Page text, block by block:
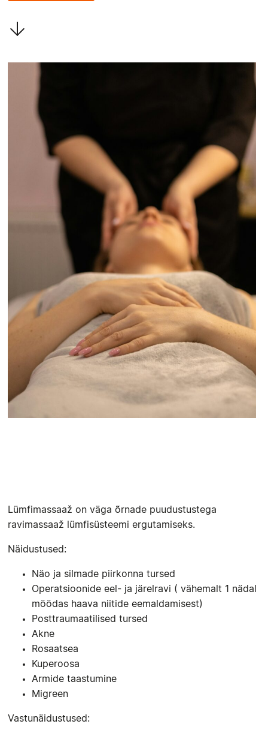
Lümfimassaaž on väga õrnade puudustustega
ravimassaaž lümfisüsteemi ergutamiseks.
Näidustused:
Näo ja silmade piirkonna tursed
Operatsioonide eel- ja järelravi ( vähemalt 1 nädal
möödas haava niitide eemaldamisest)
Posttraumaatilised tursed
Akne
Rosaatsea
Kuperoosa
Armide taastumine
Migreen
Vastunäidustused: